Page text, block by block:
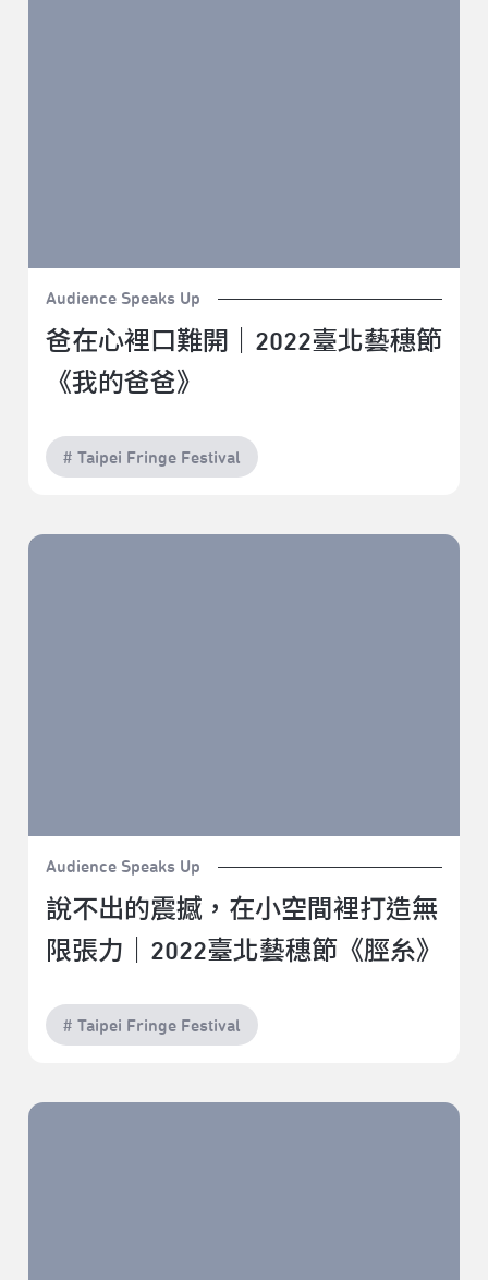
Audience Speaks Up
爸在心裡口難開｜2022臺北藝穗節
《我的爸爸》
# Taipei Fringe Festival
說不出的震撼，在小空間裡打造無限張力｜2022臺北藝
Audience Speaks Up
說不出的震撼，在小空間裡打造無
限張力｜2022臺北藝穗節《脛糸》
# Taipei Fringe Festival
虛實計畫《肌體刻痕》｜2022臺北藝穗節（駐節評論：